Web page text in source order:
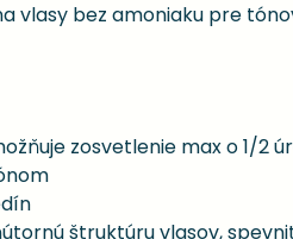
vlasy bez amoniaku pre
zosvetlenie max o 1/2
štruktúru vlasov,